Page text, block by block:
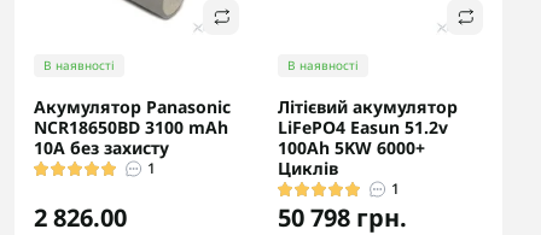
В наявності
Акумулятор Panasonic
NCR18650BD 3100 mAh
10А без захисту
1
2 826.00
В наявності
Літієвий акумулятор
LiFePO4 Easun 51.2v
100Ah 5KW 6000+
Циклів
1
50 798 грн.